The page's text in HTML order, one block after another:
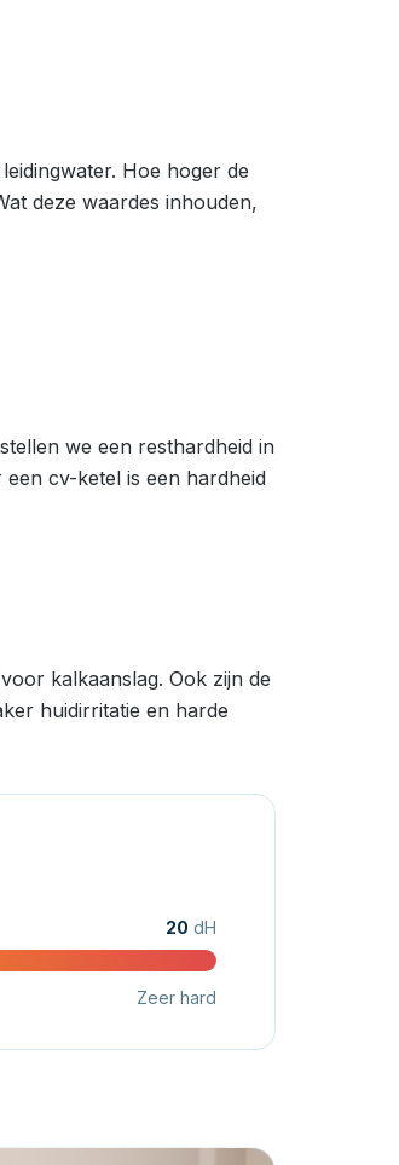
Hoe hoger de
deze waardes inhouden,
we een resthardheid in
cv-ketel is een hardheid
kalkaanslag. Ook zijn de
huidirritatie en harde
20 dH
Zeer hard